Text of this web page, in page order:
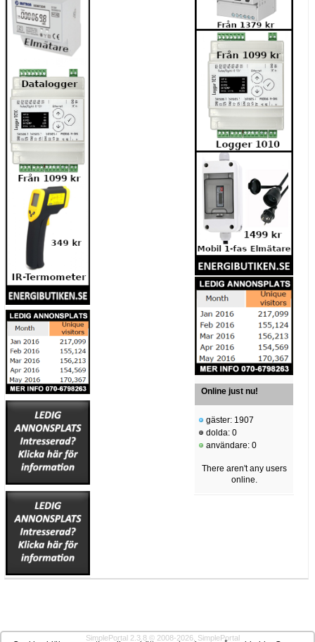
Online just nu!
gäster: 1907
dolda: 0
användare: 0
There aren't any users
online.
SimplePortal 2.3.8 © 2008-2026, SimplePortal